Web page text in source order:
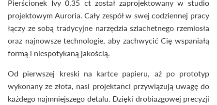
Pierścionek Ivy 0,35 ct został zaprojektowany w studio
projektowym Auroria. Cały zespół w swej codziennej pracy
łączy ze sobą tradycyjne narzędzia szlachetnego rzemiosła
oraz najnowsze technologie, aby zachwycić Cię wspaniałą
formą i niespotykaną jakością.
Od pierwszej kreski na kartce papieru, aż po prototyp
wykonany ze złota, nasi projektanci przywiązują uwagę do
każdego najmniejszego detalu. Dzięki drobiazgowej precyzji